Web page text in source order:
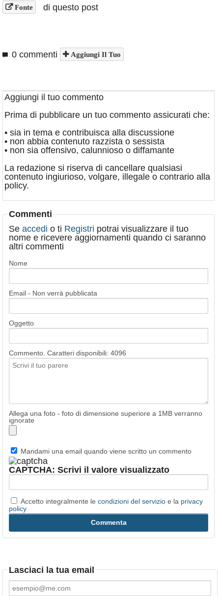
Fonte di questo post
0 commenti Aggiungi Il Tuo
Aggiungi il tuo commento
Prima di pubblicare un tuo commento assicurati che:
• sia in tema e contribuisca alla discussione
• non abbia contenuto razzista o sessista
• non sia offensivo, calunnioso o diffamante
La redazione si riserva di cancellare qualsiasi
contenuto ingiurioso, volgare, illegale o contrario alla
policy.
Commenti
Se accedi o ti Registri potrai visualizzare il tuo
nome e ricevere aggiornamenti quando ci saranno
altri commenti
Nome
Email - Non verrà pubblicata
Oggetto
Commento. Caratteri disponibili: 4096
Allega una foto - foto di dimensione superiore a 1MB verranno
ignorate
Mandami una email quando viene scritto un commento
CAPTCHA: Scrivi il valore visualizzato
Accetto integralmente le condizioni del servizio e la privacy
policy
Lasciaci la tua email